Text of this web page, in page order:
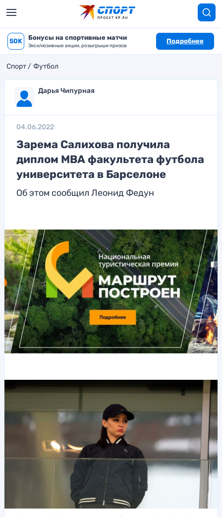
50K Бонусы на спортивные матчи
Эксклюзивные акции, розыгрыши призов
Подробнее
Спорт Футбол
Дарья Чипурная
04.06.2022
Зарема Салихова получила
диплом МВА факультета футбола
университета в Барселоне
Об этом сообщил Леонид Федун